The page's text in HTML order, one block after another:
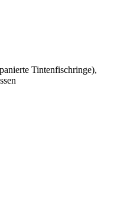
Tintenfischringe),